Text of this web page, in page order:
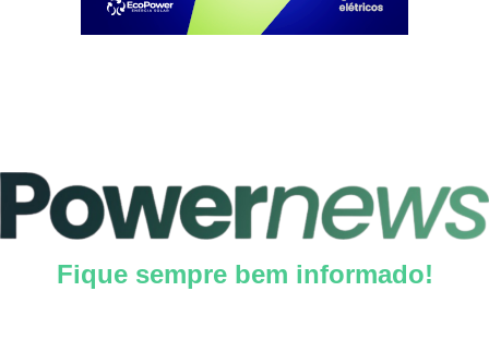
Fique sempre bem informado!